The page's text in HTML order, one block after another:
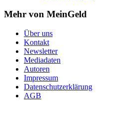
Mehr von MeinGeld
Über uns
Kontakt
Newsletter
Mediadaten
Autoren
Impressum
Datenschutzerklärung
AGB